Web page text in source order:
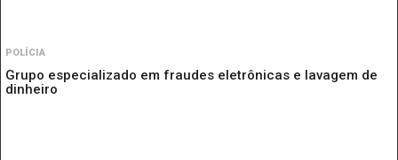
POLÍCIA
Grupo especializado em fraudes eletrônicas e lavagem de
dinheiro